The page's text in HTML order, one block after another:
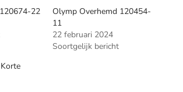
22
Olymp Overhemd 120454-
11
22 februari 2024
Soortgelijk bericht